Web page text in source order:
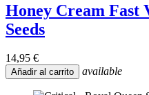
Honey Cream Fast
Seeds
14,95 €
Añadir al carrito available